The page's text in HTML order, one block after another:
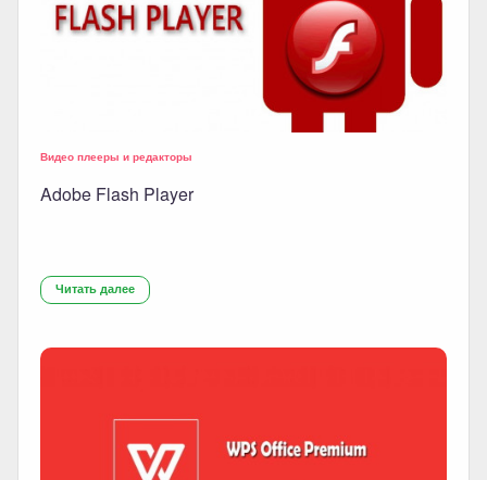
Видео плееры и редакторы
Adobe Flash Player
Читать далее